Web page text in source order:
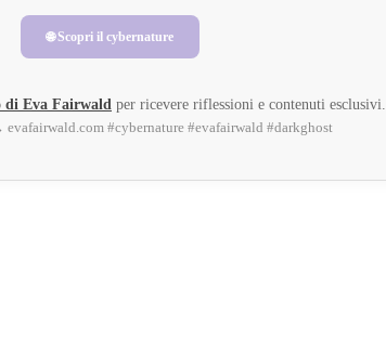
🌐 Scopri il cybernature
di Eva Fairwald per ricevere riflessioni e contenuti esclusivi.
evafairwald.com #cybernature #evafairwald #darkghost